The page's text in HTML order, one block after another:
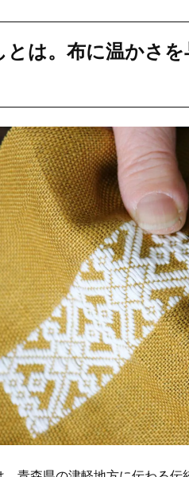
とは。布に温かさ